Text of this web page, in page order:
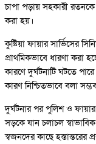
চাপা পড়ায় সহকারী
করা হয়।
কুষ্টিয়া ফায়ার সার্ভিসের
প্রাথমিকভাবে ধারণা করা
কারণে দুর্ঘটনাটি ঘটতে
কারণ নিশ্চিতভাবে বলা
দুর্ঘটনার পর পুলিশ ও
সড়কে যান চলাচল
স্বজনদের কাছে